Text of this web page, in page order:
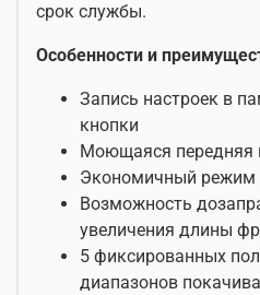
срок службы.
Особенности и
Запись настроек в
кнопки
Моющаяся передняя
Экономичный режим
Возможность
увеличения длины
5 фиксированных
диапазонов